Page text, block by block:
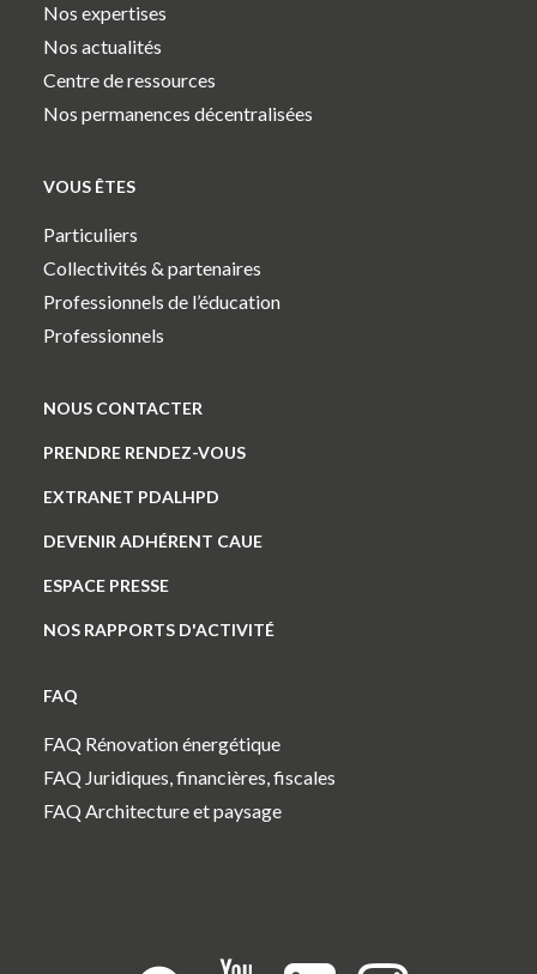
Nos expertises
Nos actualités
Centre de ressources
Nos permanences décentralisées
VOUS ÊTES
Particuliers
Collectivités & partenaires
Professionnels de l’éducation
Professionnels
NOUS CONTACTER
PRENDRE RENDEZ-VOUS
EXTRANET PDALHPD
DEVENIR ADHÉRENT CAUE
ESPACE PRESSE
NOS RAPPORTS D'ACTIVITÉ
FAQ
FAQ Rénovation énergétique
FAQ Juridiques, financières, fiscales
FAQ Architecture et paysage